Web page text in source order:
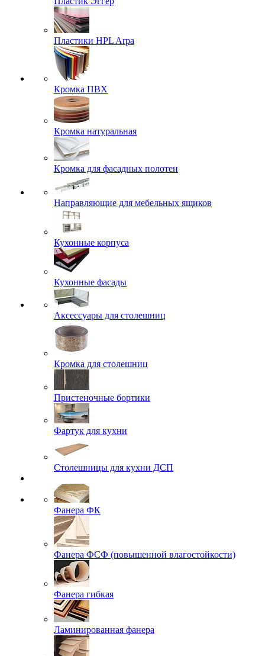
Пластики HPL Arpa
Кромка ПВХ
Кромка натуральная
Кромка для фасадных полотен
Направляющие для мебельных ящиков
Кухонные корпуса
Кухонные фасады
Аксессуары для столешниц
Кромка для столешниц
Пристеночные бортики
Фартук для кухни
Столешницы для кухни ДСП
Фанера ФК
Фанера ФСФ (повышенной влагостойкости)
Фанера гибкая
Ламинированная фанера